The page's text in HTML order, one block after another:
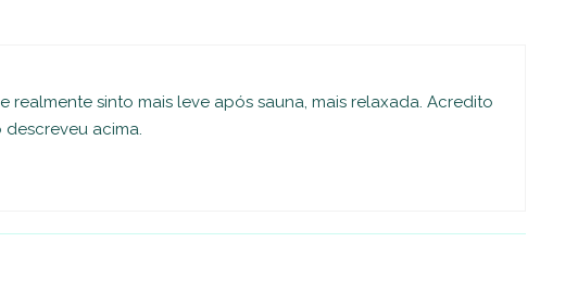
realmente sinto mais leve após sauna, mais relaxada. Acredito
acima.